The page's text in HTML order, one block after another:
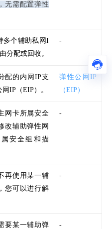
无需配置弹性
多个辅助私网I
分配或回收。
-
配的内网IP支
IP（EIP）。
弹性公网IP
（EIP）
网卡所属安全
改辅助弹性网
安全组和描
-
再使用某一辅
您可以进行解
-
要某一辅助弹
-